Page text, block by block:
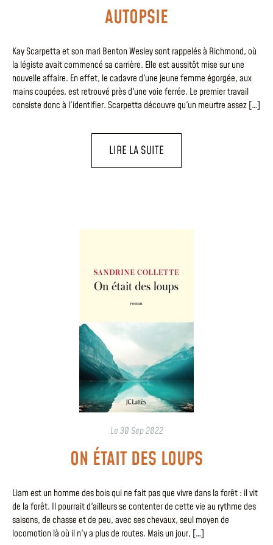
AUTOPSIE
Kay Scarpetta et son mari Benton Wesley sont rappelés à Richmond, où
la légiste avait commencé sa carrière. Elle est aussitôt mise sur une
nouvelle affaire. En effet, le cadavre d'une jeune femme égorgée, aux
mains coupées, est retrouvé près d'une voie ferrée. Le premier travail
consiste donc à l'identifier. Scarpetta découvre qu'un meurtre assez […]
LIRE LA SUITE
Le30 Sep 2022
ON ÉTAIT DES LOUPS
Liam est un homme des bois qui ne fait pas que vivre dans la forêt : il vit
de la forêt. Il pourrait d'ailleurs se contenter de cette vie au rythme des
saisons, de chasse et de peu, avec ses chevaux, seul moyen de
locomotion là où il n'y a plus de routes. Mais un jour, […]